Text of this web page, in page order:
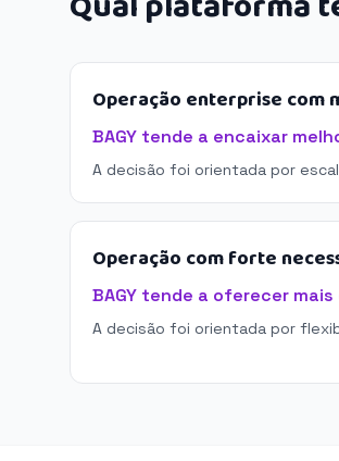
Operação enterprise com
BAGY tende a encaixar
A decisão foi orientada por
Operação com forte
BAGY tende a oferecer
A decisão foi orientada por